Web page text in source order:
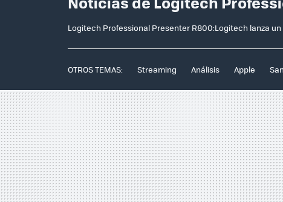
Logitech Professional Presenter R800:Logitech lanza
OTROS TEMAS: Streaming Análisis Apple